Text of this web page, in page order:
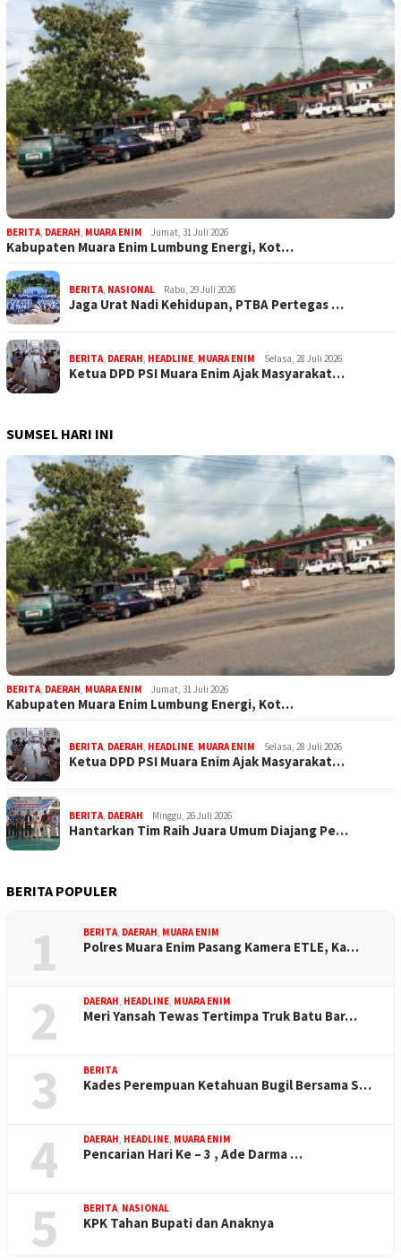
BERITA DAERAH MUARA ENIM Jumat, 31 Juli 2026
Kabupaten Muara Enim Lumbung Energi, Kot…
BERITA NASIONAL Rabu, 29 Juli 2026
Jaga Urat Nadi Kehidupan, PTBA Pertegas …
BERITA DAERAH HEADLINE MUARA ENIM Selasa, 28 Juli 2026
Ketua DPD PSI Muara Enim Ajak Masyarakat…
SUMSEL HARI INI
BERITA DAERAH MUARA ENIM Jumat, 31 Juli 2026
Kabupaten Muara Enim Lumbung Energi, Kot…
BERITA DAERAH HEADLINE MUARA ENIM Selasa, 28 Juli 2026
Ketua DPD PSI Muara Enim Ajak Masyarakat…
BERITA DAERAH Minggu, 26 Juli 2026
Hantarkan Tim Raih Juara Umum Diajang Pe…
BERITA POPULER
1 BERITA DAERAH MUARA ENIM
Polres Muara Enim Pasang Kamera ETLE, Ka…
2 DAERAH HEADLINE MUARA ENIM
Meri Yansah Tewas Tertimpa Truk Batu Bar…
3 BERITA
Kades Perempuan Ketahuan Bugil Bersama S…
4 DAERAH HEADLINE MUARA ENIM
Pencarian Hari Ke – 3 , Ade Darma …
5 BERITA NASIONAL
KPK Tahan Bupati dan Anaknya